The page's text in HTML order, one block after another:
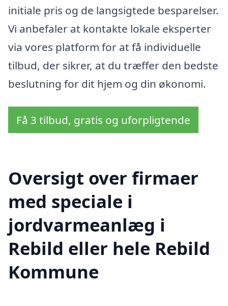
initiale pris og de langsigtede besparelser.
Vi anbefaler at kontakte lokale eksperter
via vores platform for at få individuelle
tilbud, der sikrer, at du træffer den bedste
beslutning for dit hjem og din økonomi.
Få 3 tilbud, gratis og uforpligtende
Oversigt over firmaer
med speciale i
jordvarmeanlæg i
Rebild eller hele Rebild
Kommune